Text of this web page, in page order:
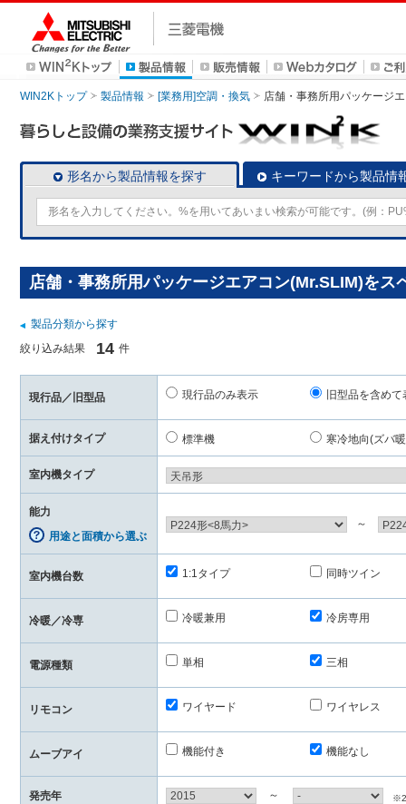
WIN2Kトップ 製品情報 [業務用]空調・換気 店舗・事務所用パッケージ
形名から製品情報を探す キーワードから製品情
店舗・事務所用パッケージエアコン(Mr.SLIM)をス
製品分類から探す
絞り込み結果
14 件
現行品／旧型品 現行品のみ表示 旧型品を含めて
据え付けタイプ 標準機 寒冷地向(ズバ
室内機タイプ
能力
用途と面積から選ぶ
～
室内機台数 1:1タイプ 同時ツイン
冷暖／冷専 冷暖兼用 冷房専用
電源種類 単相 三相
リモコン ワイヤード ワイヤレス
ムーブアイ 機能付き 機能なし
発売年 ～